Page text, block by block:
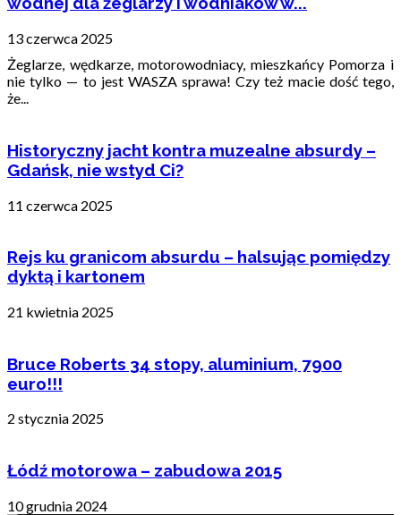
13 czerwca 2025
Żeglarze, wędkarze, motorowodniacy, mieszkańcy Pomorza i
nie tylko — to jest WASZA sprawa! Czy też macie dość tego,
że...
Historyczny jacht kontra muzealne absurdy –
Gdańsk, nie wstyd Ci?
11 czerwca 2025
Rejs ku granicom absurdu – halsując pomiędzy
dyktą i kartonem
21 kwietnia 2025
Bruce Roberts 34 stopy, aluminium, 7900
euro!!!
2 stycznia 2025
Łódź motorowa – zabudowa 2015
10 grudnia 2024